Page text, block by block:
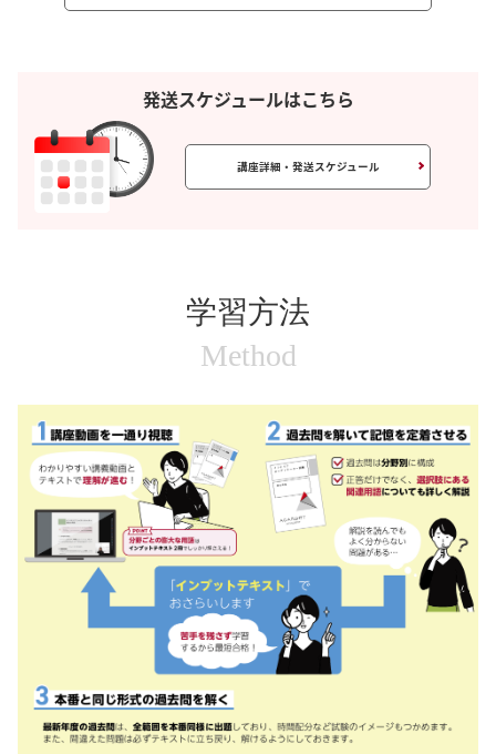
発送スケジュールはこちら
講座詳細・発送スケジュール
学習方法
Method